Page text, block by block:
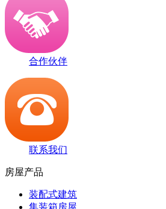
合作伙伴
联系我们
房屋产品
装配式建筑
集装箱房屋